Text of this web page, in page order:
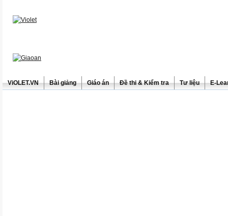
ViOLET.VN Bài giảng Giáo án Đề thi & Kiểm tra Tư liệu E-